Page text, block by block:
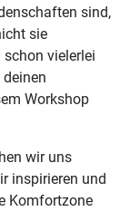
sind,
sie
vielerlei
Workshop
wir uns
inspirieren und
Komfortzone